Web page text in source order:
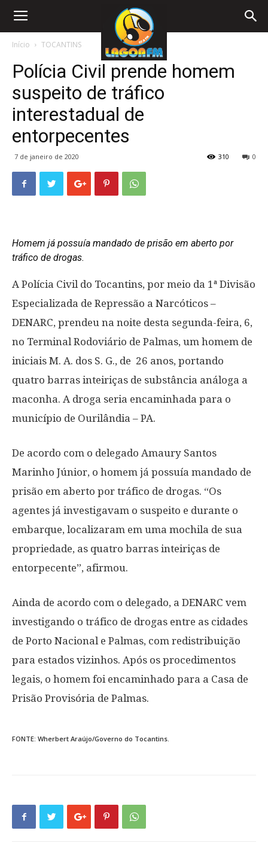
Início TOCANTINS
Polícia Civil prende homem
suspeito de tráfico
interestadual de
entorpecentes
7 de janeiro de 2020 0
310
Homem já possuía mandado de prisão em aberto por
tráfico de drogas.
A Polícia Civil do Tocantins, por meio da 1ª Divisão
Especializada de Repressão a Narcóticos –
DENARC, prendeu na noite desta segunda-feira, 6,
no Terminal Rodoviário de Palmas, um homem de
iniciais M. A. dos S. G., de 26 anos, portando
quatro barras inteiriças de substância análoga a
maconha. A droga seria encaminhada para o
município de Ourilândia – PA.
De acordo com o delegado Amaury Santos
Marinho Júnior, o homem já possuía mandado de
prisão em aberto por tráfico de drogas. “Os
agentes já investigavam o suspeito e durante o
embarque, localizaram em uma mochila de sua
propriedade, as quatro barras inteiriças de
entorpecente”, afirmou.
Ainda de acordo com o delegado, a DENARC vem
investigando o tráfico de drogas entre as cidades
de Porto Nacional e Palmas, com redistribuição
para estados vizinhos. Após os procedimentos
legais, o homem foi encaminhado para a Casa de
Prisão Provisória de Palmas.
FONTE: Wherbert Araújo/Governo do Tocantins.